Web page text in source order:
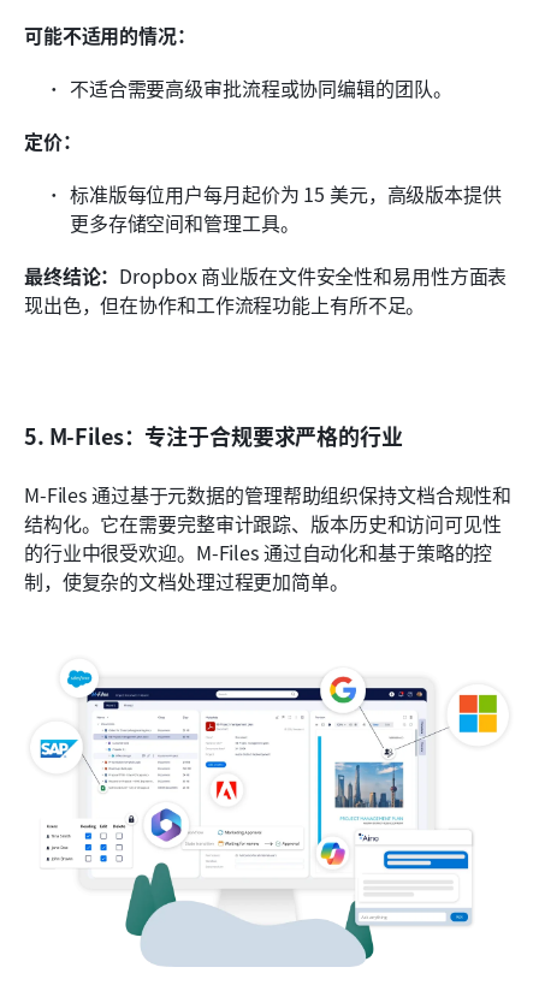
可能不适用的情况：
不适合需要高级审批流程或协同编辑的团队。
定价：
标准版每位用户每月起价为 15 美元，高级版本提供
更多存储空间和管理工具。
最终结论： Dropbox 商业版在文件安全性和易用性方面表
现出色，但在协作和工作流程功能上有所不足。
5. M-Files：专注于合规要求严格的行业
M-Files 通过基于元数据的管理帮助组织保持文档合规性和
结构化。它在需要完整审计跟踪、版本历史和访问可见性
的行业中很受欢迎。M-Files 通过自动化和基于策略的控
制，使复杂的文档处理过程更加简单。